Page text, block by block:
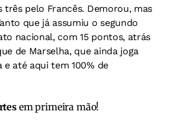
pelo Francês. Demorou, mas
que já assumiu o segundo
nacional, com 15 pontos, atrás
de Marselha, que ainda joga
e até aqui tem 100% de
em primeira mão!